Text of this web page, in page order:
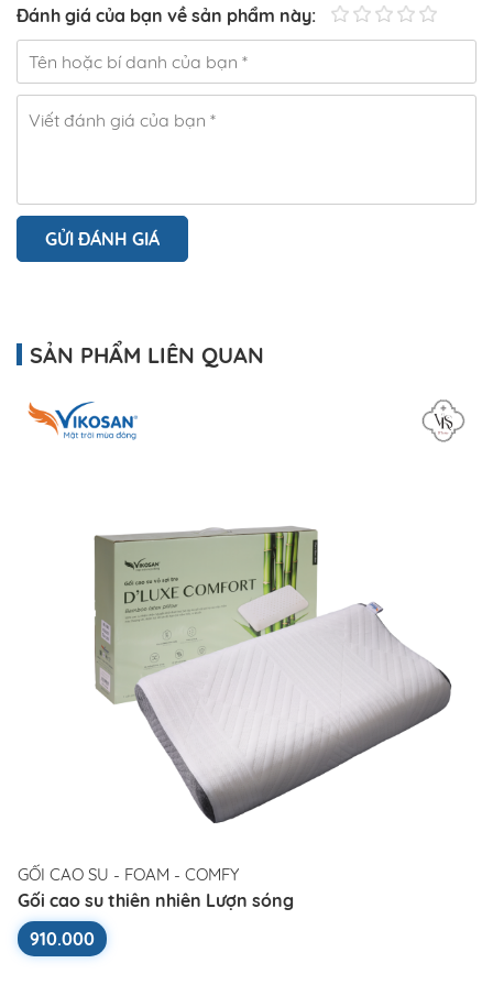
Đánh giá của bạn về sản phẩm này:
GỬI ĐÁNH GIÁ
SẢN PHẨM LIÊN QUAN
GỐI CAO SU - FOAM - COMFY
Gối cao su thiên nhiên Lượn sóng
910.000